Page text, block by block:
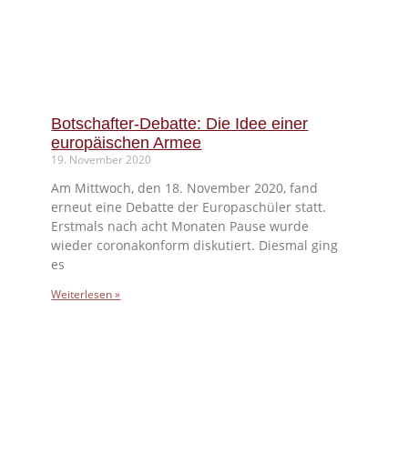
Botschafter-Debatte: Die Idee einer
europäischen Armee
19. November 2020
Am Mittwoch, den 18. November 2020, fand
erneut eine Debatte der Europaschüler statt.
Erstmals nach acht Monaten Pause wurde
wieder coronakonform diskutiert. Diesmal ging
es
Weiterlesen »